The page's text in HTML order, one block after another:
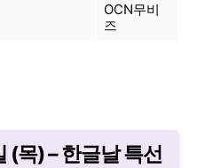
OCN무비
즈
목) – 한글날 특선